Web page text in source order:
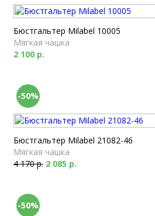
Бюстгальтер Milabel 10005
Мягкая чашка
2 100 р.
-50%
Бюстгальтер Milabel 21082-46
Мягкая чашка
4 170 р. 2 085 р.
-50%